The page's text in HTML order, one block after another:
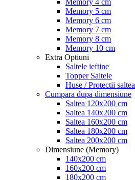
Memory 5 cm
Memory 6 cm
Memory 7 cm
Memory 8 cm
Memory 10 cm
Extra Optiuni
Saltele ieftine
Topper Saltele
Huse / Protectii saltea
Cumpara dupa dimensiune
Saltea 120x200 cm
Saltea 140x200 cm
Saltea 160x200 cm
Saltea 180x200 cm
Saltea 200x200 cm
Dimensiune (Memory)
140x200 cm
160x200 cm
180x200 cm